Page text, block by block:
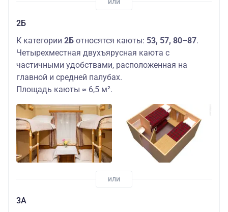
2Б
К категории 2Б относятся каюты: 53, 57, 80–87.
Четырехместная двухъярусная каюта с
частичными удобствами, расположенная на
главной и средней палубах.
Площадь каюты ≈ 6,5 м².
3А